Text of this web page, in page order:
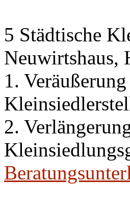
5 Städtische
Neuwirtshaus,
1.
2.